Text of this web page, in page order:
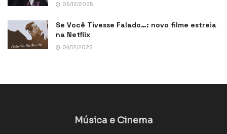
06/12/2025
Se Você Tivesse Falado…: novo filme estreia
na Netflix
04/12/2025
Música e Cinema